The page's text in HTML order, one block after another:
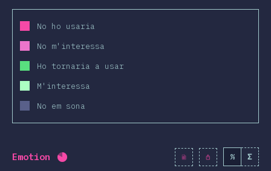
No ho usaria
No m'interessa
Ho tornaria a usar
M'interessa
No em sona
Emotion Percentatge completat: 80.8 % ( 9281
% Σ